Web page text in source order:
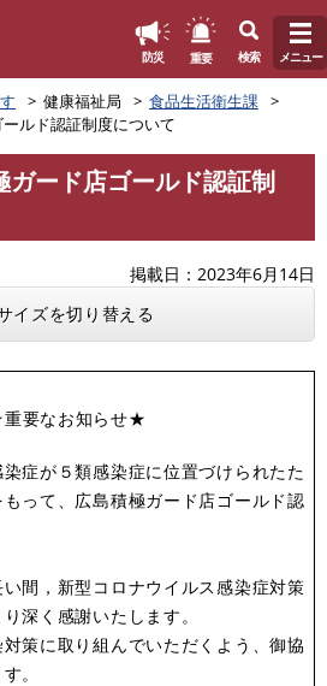
防災 重要 検索 メニュー
健康福祉局
食品生活衛生課
ールド認証制度について
ガード店ゴールド認証制
掲載日
2023年6月14日
イズを切り替える
要なお知らせ★
症が５類感染症に位置づけられたた
って、広島積極ガード店ゴールド認
間，新型コロナウイルス感染症対策
深く感謝いたします。
策に取り組んでいただくよう、御協
。